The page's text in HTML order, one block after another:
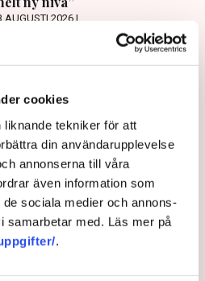
cookies
tekniker för att
din användarupplevelse
annonserna till våra
även information som
sociala medier och annons-
samarbetar med. Läs mer på
.
AUGUSTI 2026 |
upp på
kan inte